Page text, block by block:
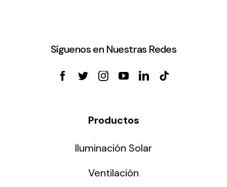
Síguenos en Nuestras Redes
Productos
Iluminación Solar
Ventilación